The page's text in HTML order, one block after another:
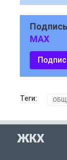
MAX
Теги:
ЖКХ